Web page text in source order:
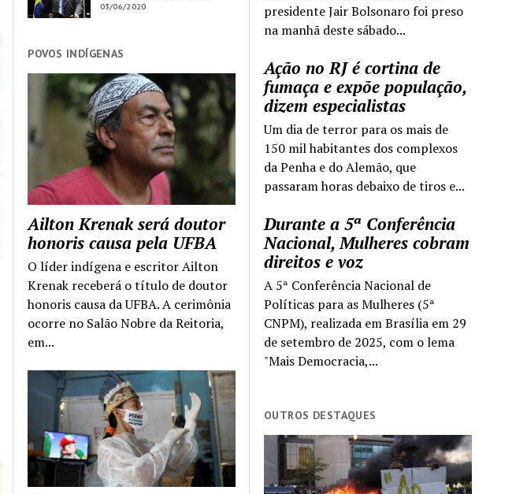
presidente Jair Bolsonaro foi preso
na manhã deste sábado...
Ação no RJ é cortina de
fumaça e expõe população,
dizem especialistas
Um dia de terror para os mais de
150 mil habitantes dos complexos
da Penha e do Alemão, que
passaram horas debaixo de tiros e...
Durante a 5ª Conferência
Nacional, Mulheres cobram
direitos e voz
A 5ª Conferência Nacional de
Políticas para as Mulheres (5ª
CNPM), realizada em Brasília em 29
de setembro de 2025, com o lema
"Mais Democracia,...
OUTROS DESTAQUES
03/06/2020
POVOS INDÍGENAS
Ailton Krenak será doutor
honoris causa pela UFBA
O líder indígena e escritor Ailton
Krenak receberá o título de doutor
honoris causa da UFBA. A cerimônia
ocorre no Salão Nobre da Reitoria,
em...